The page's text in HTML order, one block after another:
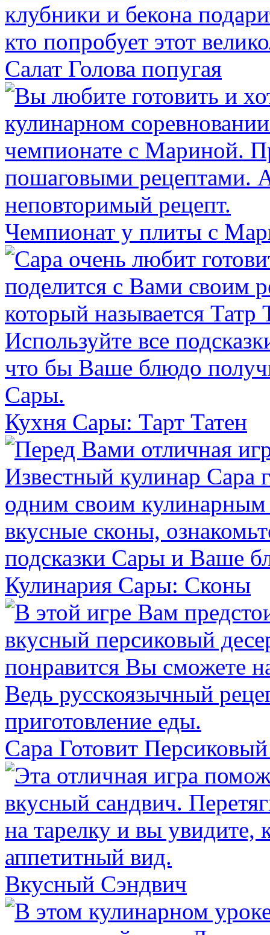
Салат Голова попугая
Чемпионат у плиты с
Кухня Сары: Тарт Татен
Кулинария Сары: Сконы
Сара Готовит
Вкусный Сэндвич